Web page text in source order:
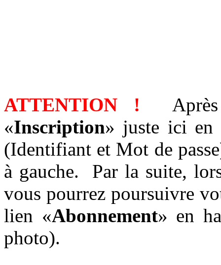
ATTENTION ! Après
«Inscription» juste ici en
(Identifiant et Mot de
à gauche. Par la suite,
vous pourrez poursuivre
lien «Abonnement» en
photo).